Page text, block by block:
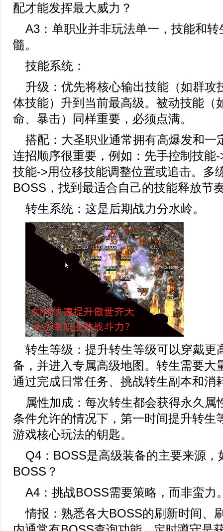
配才能发挥最大威力？
A3：单职业并非玩法单一，技能和
髓。
技能系统：
升级：优先将核心输出技能（如群攻
体技能）升到当前最高级。被动技能（
命、暴击）同样重要，必须点满。
搭配：大圣职业通常拥有高爆发和一
连招顺序很重要，例如：先手控制技能
技能->用位移技能调整位置或追击。多
BOSS，找到最适合自己的技能释放节
转生系统：这是后期战力分水岭。
转生等级：提升转生等级可以穿戴更
备，并进入专属高级地图。转生需要大
通过完成日常任务、挑战转生副本和消
属性加成：每次转生都会获得永久属
条件允许的情况下，第一时间提升转生
游戏核心玩法的钥匙。
Q4：BOSS是高级装备的主要来源，
BOSS？
A4：挑战BOSS需要策略，而非蛮力
情报：熟悉各大BOSS的刷新时间、